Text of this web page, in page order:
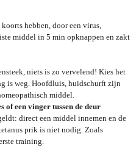
hebben, door een virus,
middel in 5 min opknappen en zakt
niets is zo vervelend! Kies het
is weg. Hoofdluis, huidschurft zijn
middel.
of een vinger tussen de deur
direct een middel innemen en de
prik is niet nodig. Zoals
training.